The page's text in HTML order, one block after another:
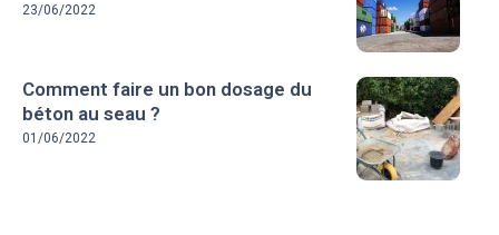
23/06/2022
Comment faire un bon dosage du
béton au seau ?
01/06/2022